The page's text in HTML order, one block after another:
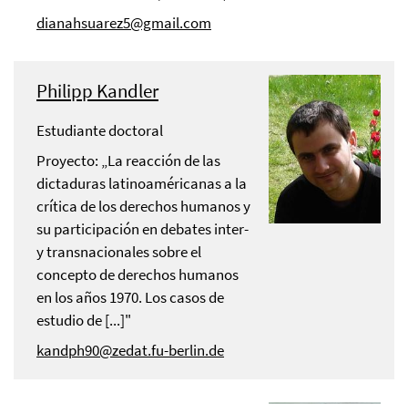
dianahsuarez5@gmail.com
Philipp Kandler
Estudiante doctoral
Proyecto: „La reacción de las
dictaduras latinoaméricanas a la
crítica de los derechos humanos y
su participación en debates inter-
y transnacionales sobre el
concepto de derechos humanos
en los años 1970. Los casos de
estudio de [...]"
kandph90@zedat.fu-berlin.de